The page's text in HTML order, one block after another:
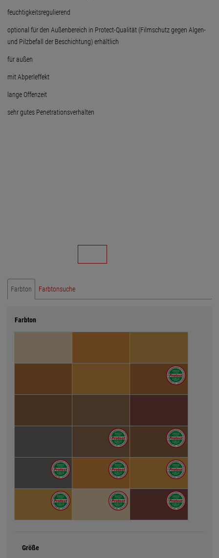
feuchtigkeitsregulierend
optional für den Außenbereich in Protect-Qualität (Filmschutz gegen Algen-
und Pilzbefall der Beschichtung) erhältlich
für außen
mit Abperleffekt
lange Offenzeit
sehr gutes Penetrationsverhalten
Farbton Farbtonsuche
Farbton
Größe